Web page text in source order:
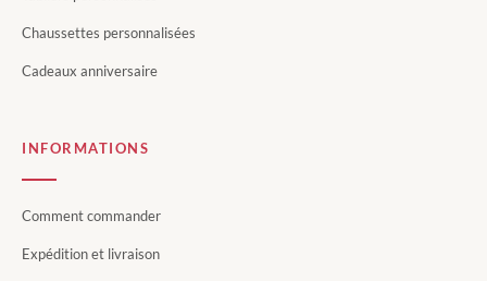
Chaussettes personnalisées
Cadeaux anniversaire
INFORMATIONS
Comment commander
Expédition et livraison